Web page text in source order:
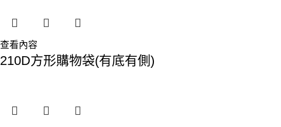
查看內容
210D方形購物袋(有底有側)